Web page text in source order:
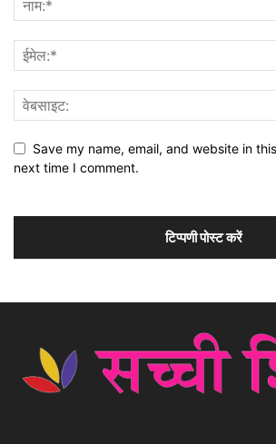
Save my name, email, and website in
next time I comment.